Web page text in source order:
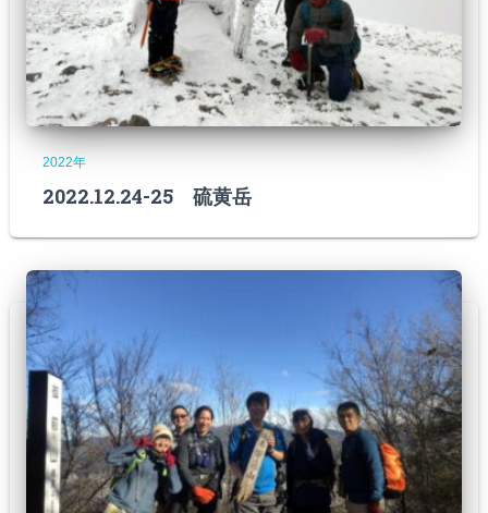
2022年
2022.12.24-25 硫黄岳